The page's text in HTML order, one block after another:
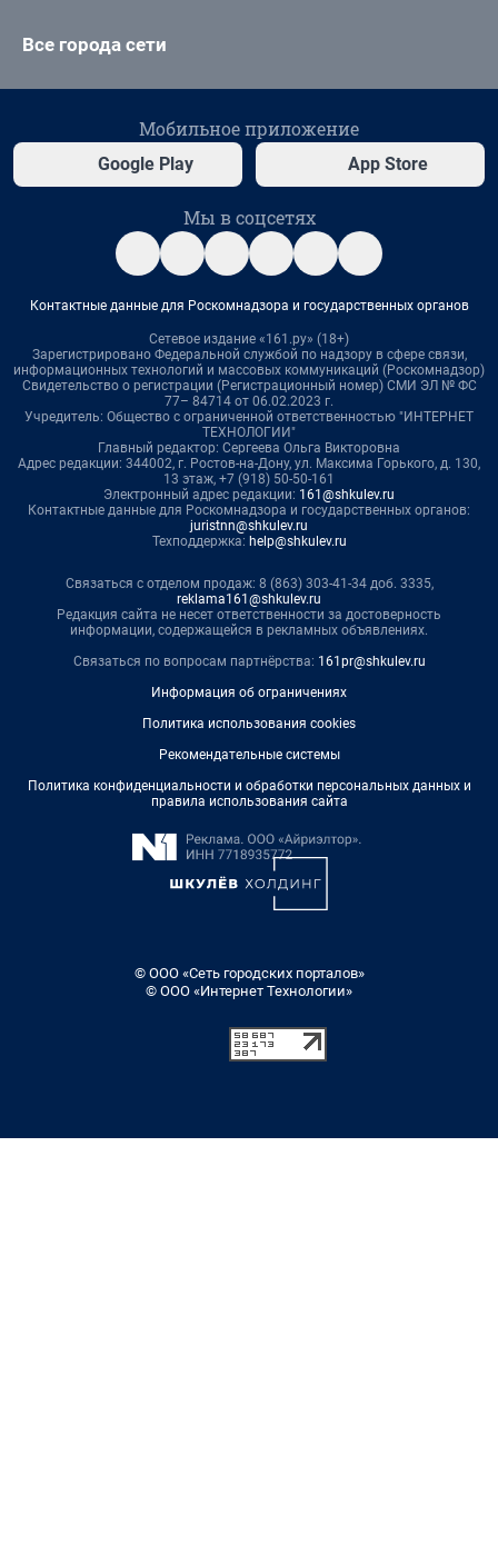
Все города сети
Мобильное приложение
Google Play App Store
Мы в соцсетях
Контактные данные для Роскомнадзора и государственных органов
Сетевое издание «161.ру» (18+)
Зарегистрировано Федеральной службой по надзору в сфере связи,
информационных технологий и массовых коммуникаций (Роскомнадзор)
Свидетельство о регистрации (Регистрационный номер) СМИ ЭЛ № ФС
77– 84714 от 06.02.2023 г.
Учредитель: Общество с ограниченной ответственностью "ИНТЕРНЕТ
ТЕХНОЛОГИИ"
Главный редактор: Сергеева Ольга Викторовна
Адрес редакции: 344002, г. Ростов-на-Дону, ул. Максима Горького, д. 130,
13 этаж, +7 (918) 50-50-161
Электронный адрес редакции: 161@shkulev.ru
Контактные данные для Роскомнадзора и государственных органов:
juristnn@shkulev.ru
Техподдержка: help@shkulev.ru
Связаться с отделом продаж: 8 (863) 303-41-34 доб. 3335,
reklama161@shkulev.ru
Редакция сайта не несет ответственности за достоверность
информации, содержащейся в рекламных объявлениях.
Связаться по вопросам партнёрства: 161pr@shkulev.ru
Информация об ограничениях
Политика использования cookies
Рекомендательные системы
Политика конфиденциальности и обработки персональных данных и
правила использования сайта
© ООО «Сеть городских порталов»
© ООО «Интернет Технологии»